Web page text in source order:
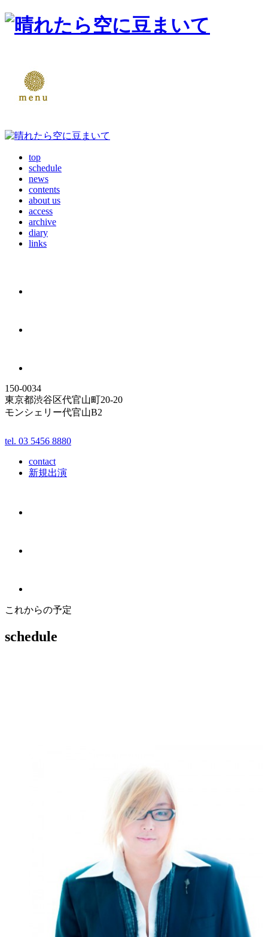
top
schedule
news
contents
about us
access
archive
diary
links
150-0034
東京都渋谷区代官山町20-20
モンシェリー代官山B2
tel. 03 5456 8880
contact
新規出演
これからの予定
schedule